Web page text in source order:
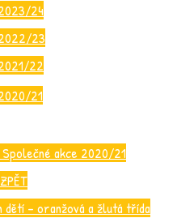
24
23
22
21
akce 2020/21
ZPĚT
dětí – oranžová a žlutá třída